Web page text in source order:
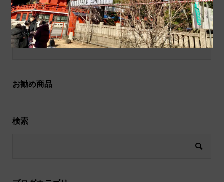
和小物
祝儀袋
お勧め商品
検索